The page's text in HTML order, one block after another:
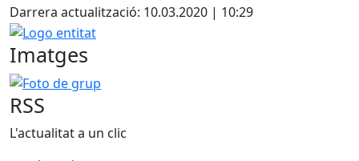
Darrera actualització: 10.03.2020 | 10:29
Logo entitat
Imatges
Foto de grup
RSS
L'actualitat a un clic